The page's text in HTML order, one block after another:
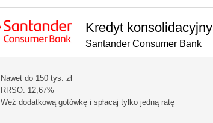
Kredyt konsolidacyjny
Santander Consumer Bank
Nawet do 150 tys. zł
RRSO: 12,67%
Weź dodatkową gotówkę i spłacaj tylko jedną ratę